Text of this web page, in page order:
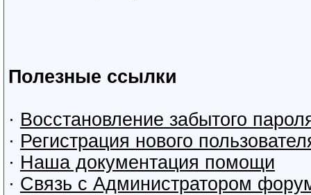
Полезные ссылки
· Восстановление забытого
· Регистрация нового
· Наша документация помощи
· Связь с Администратором